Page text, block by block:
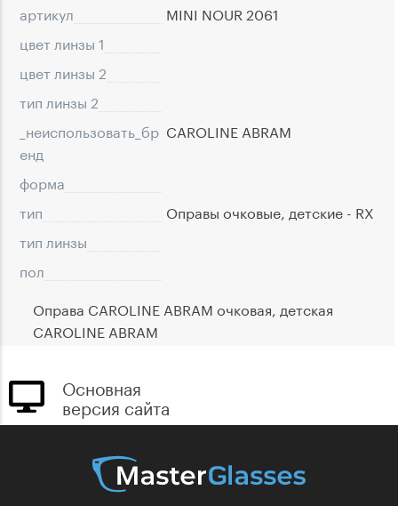
артикул
MINI NOUR 2061
цвет линзы 1
цвет линзы 2
тип линзы 2
_неиспользовать_бр
eнд
CAROLINE ABRAM
форма
тип
Оправы очковые, детские - RX
тип линзы
пол
Оправа CAROLINE ABRAM очковая, детская
CAROLINE ABRAM
Основная
версия сайта